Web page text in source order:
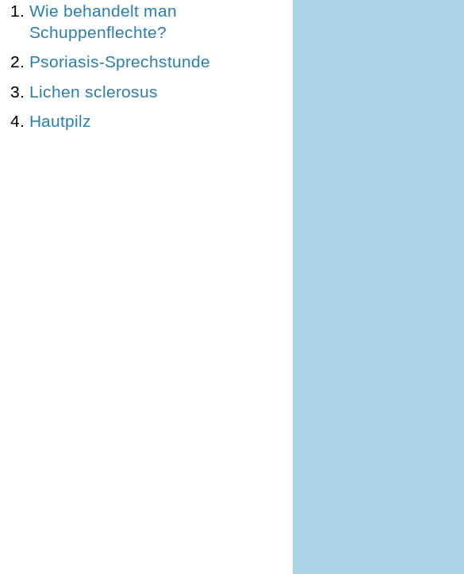
Wie behandelt man
Schuppenflechte?
Psoriasis-Sprechstunde
Lichen sclerosus
Hautpilz